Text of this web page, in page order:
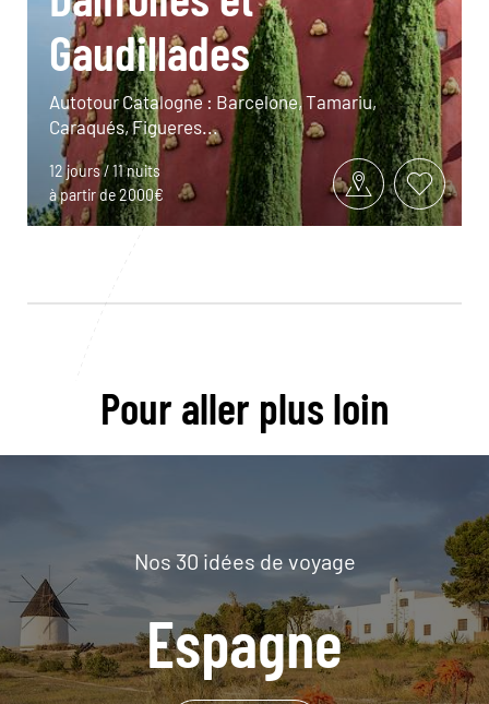
Gaudillades
Autotour Catalogne : Barcelone, Tamariu,
Caraqués, Figueres...
12 jours / 11 nuits
à partir de 2000€
Pour aller plus loin
Nos 30 idées de voyage
Espagne